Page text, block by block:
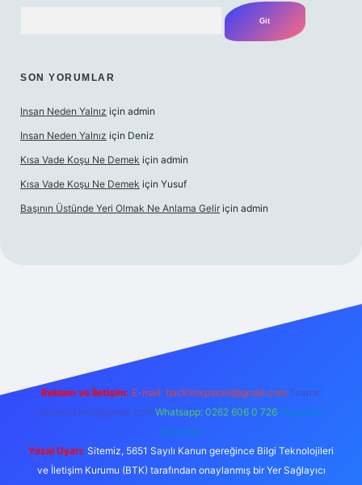
SON YORUMLAR
Insan Neden Yalnız için admin
Insan Neden Yalnız için Deniz
Kısa Vade Koşu Ne Demek için admin
Kısa Vade Koşu Ne Demek için Yusuf
Başının Üstünde Yeri Olmak Ne Anlama Gelir için admin
Reklam ve İletişim: E-mail: backlinkpaneli@gmail.com Teams:
forumhizmeti@gmail.com Whatsapp: 0262 606 0 726 Telegram:
@karabul
Yasal Uyarı: Sitemiz, 5651 Sayılı Kanun gereğince Bilgi Teknolojileri
ve İletişim Kurumu (BTK) tarafından onaylanmış bir Yer Sağlayıcı